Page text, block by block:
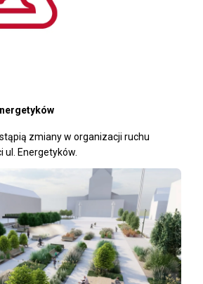
zmiany w organizacji ruchu
ul. Energetyków.